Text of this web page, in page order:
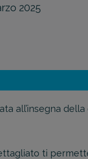
2025
all’insegna
ti